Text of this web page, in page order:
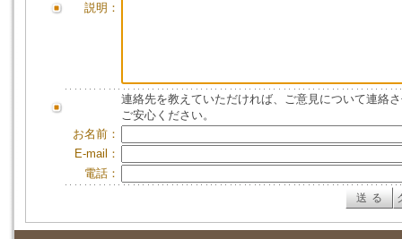
説明：
連絡先を教えていただければ、ご意見について連絡
ご安心ください。
お名前：
E-mail：
電話：